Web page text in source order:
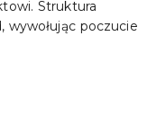
Struktura
wywołując poczucie